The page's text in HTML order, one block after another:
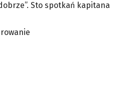
Sto spotkań kapitana